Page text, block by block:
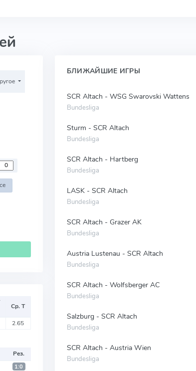
Ср. Т
2.65
Рез.
1:0
БЛИЖАЙШИЕ ИГРЫ
SCR Altach - WSG Swarovski Wattens
Bundesliga
Sturm - SCR Altach
Bundesliga
SCR Altach - Hartberg
Bundesliga
LASK - SCR Altach
Bundesliga
SCR Altach - Grazer AK
Bundesliga
Austria Lustenau - SCR Altach
Bundesliga
SCR Altach - Wolfsberger AC
Bundesliga
Salzburg - SCR Altach
Bundesliga
SCR Altach - Austria Wien
Bundesliga